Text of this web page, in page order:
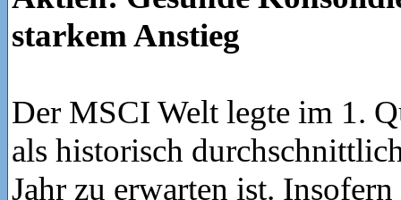
starkem Anstieg
Der MSCI Welt legte im 1.
als historisch
Jahr zu erwarten ist.